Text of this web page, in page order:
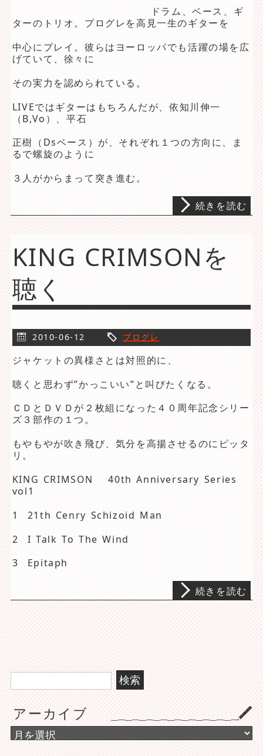
ドラム、ベース、ギ
ターのトリオ。プログレを高見一生のギターを
中心にプレイ。彼らはヨーロッパでも活躍の場を広
げていて、徐々に
その実力を認められている。
LIVEではギターはもちろんだが、依知川伸一
（B,Vo）、平石
正樹（Dsベース）が、それぞれ１つの方向に、ま
るで螺旋のように
３人がからまって突き進む。
続きを読む
KING CRIMSONを
聴く
2010-06-12 プログレ
ジャケットの異様さとは対照的に、
聴くと思わず”かっこいい”と叫びたくなる。
ＣＤとＤＶＤが２枚組になった４０周年記念シリー
ズ３部作の１つ。
もやもやが吹き飛び、気分を高揚させるのにピッタ
リ。
KING CRIMSON 40th Anniversary Series
vol1
1 21th Cenry Schizoid Man
2 I Talk To The Wind
3 Epitaph
続きを読む
検
索:
アーカイブ
ア
ー